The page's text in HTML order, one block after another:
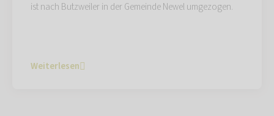
ist nach Butzweiler in der Gemeinde Newel umgezogen.
Weiterlesen